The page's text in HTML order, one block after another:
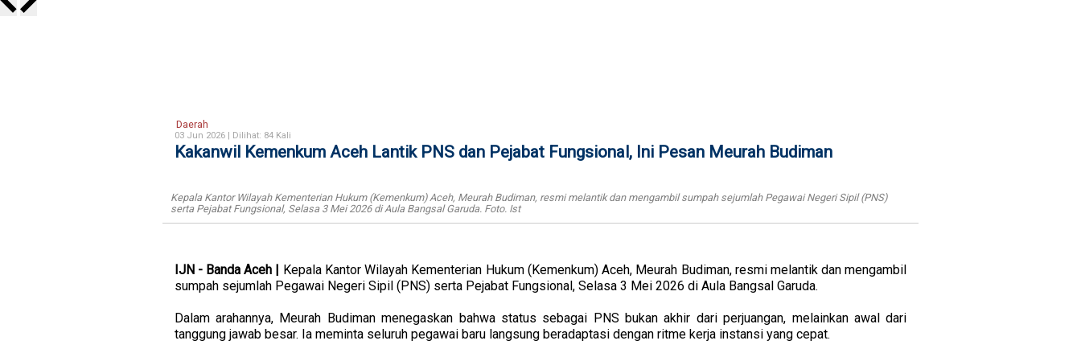
Daerah
03 Jun 2026 | Dilihat: 84 Kali
Kakanwil Kemenkum Aceh Lantik PNS dan Pejabat Fungsional, Ini Pesan Meurah Budiman
Kepala Kantor Wilayah Kementerian Hukum (Kemenkum) Aceh, Meurah Budiman, resmi melantik dan mengambil sumpah sejumlah Pegawai Negeri Sipil (PNS)
serta Pejabat Fungsional, Selasa 3 Mei 2026 di Aula Bangsal Garuda. Foto. Ist
IJN - Banda Aceh | Kepala Kantor Wilayah Kementerian Hukum (Kemenkum) Aceh, Meurah Budiman, resmi melantik dan mengambil
sumpah sejumlah Pegawai Negeri Sipil (PNS) serta Pejabat Fungsional, Selasa 3 Mei 2026 di Aula Bangsal Garuda.
Dalam arahannya, Meurah Budiman menegaskan bahwa status sebagai PNS bukan akhir dari perjuangan, melainkan awal dari
tanggung jawab besar. Ia meminta seluruh pegawai baru langsung beradaptasi dengan ritme kerja instansi yang cepat.